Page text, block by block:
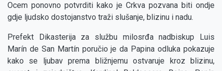
Ocem ponovno potvrditi kako je Crkva pozvana biti ondje
gdje ljudsko dostojanstvo traži slušanje, blizinu i nadu.
Prefekt Dikasterija za službu milosrđa nadbiskup Luis
Marín de San Martín poručio je da Papina odluka pokazuje
kako se ljubav prema bližnjemu ostvaruje kroz blizinu,